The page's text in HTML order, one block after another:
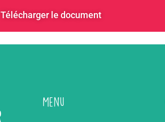
Télécharger le document
Menu